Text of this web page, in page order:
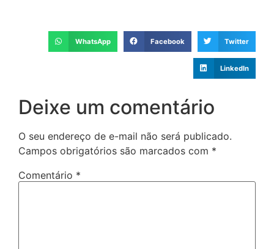
WhatsApp Facebook Twitter
LinkedIn
Deixe um comentário
O seu endereço de e-mail não será publicado.
Campos obrigatórios são marcados com *
Comentário *